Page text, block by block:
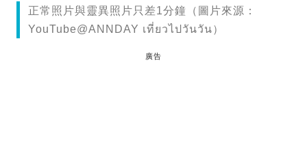
正常照片與靈異照片只差1分鐘（圖片來源：
YouTube@ANNDAY เที่ยวไปวันวัน）
廣告